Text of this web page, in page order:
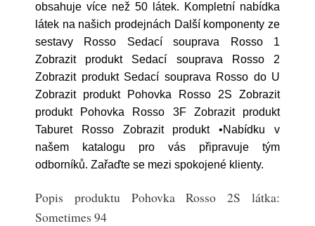
obsahuje více než 50 látek. Kompletní nabídka
látek na našich prodejnách Další komponenty ze
sestavy Rosso Sedací souprava Rosso 1
Zobrazit produkt Sedací souprava Rosso 2
Zobrazit produkt Sedací souprava Rosso do U
Zobrazit produkt Pohovka Rosso 2S Zobrazit
produkt Pohovka Rosso 3F Zobrazit produkt
Taburet Rosso Zobrazit produkt •Nabídku v
našem katalogu pro vás připravuje tým
odborníků. Zařaďte se mezi spokojené klienty.
Popis produktu Pohovka Rosso 2S látka:
Sometimes 94